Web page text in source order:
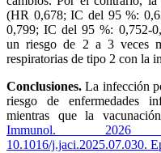
(HR 0,678; IC del 95 %:
0,799; IC del 95 %: 0,752-
un riesgo de 2 a 3 veces
respiratorias de tipo 2 con la
Conclusiones.La infección
riesgo de enfermedades
mientras que la
Immunol. 2026
10.1016/j.jaci.2025.07.030.